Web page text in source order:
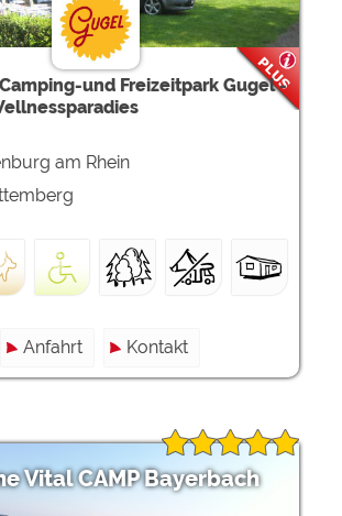
und Freizeitpark Gugel -
am Rhein
Anfahrt Kontakt
Vital CAMP Bayerbach